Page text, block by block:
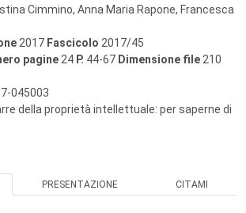
Cimmino, Anna Maria Rapone, Francesca
2017 Fascicolo 2017/45
pagine 24 P. 44-67 Dimensione file 210
045003
della proprietà intellettuale: per saperne di
PRESENTAZIONE CITAMI